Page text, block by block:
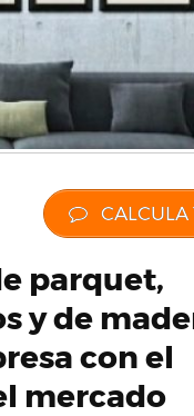
CALCULA
parquet,
y de
con el
mercado